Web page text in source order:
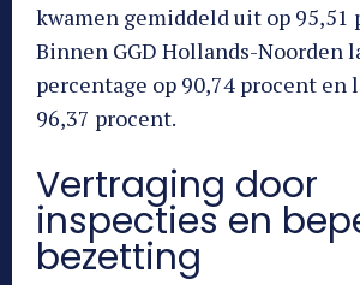
kwamen gemiddeld uit op 95,51
Binnen GGD Hollands-Noorden
percentage op 90,74 procent en
96,37 procent.
Vertraging door
inspecties en
bezetting